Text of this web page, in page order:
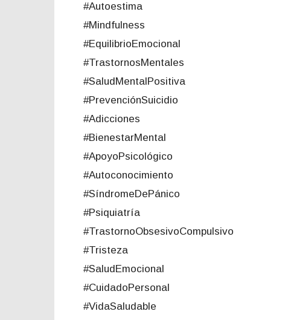
#Autoestima
#Mindfulness
#EquilibrioEmocional
#TrastornosMentales
#SaludMentalPositiva
#PrevenciónSuicidio
#Adicciones
#BienestarMental
#ApoyoPsicológico
#Autoconocimiento
#SíndromeDePánico
#Psiquiatría
#TrastornoObsesivoCompulsivo
#Tristeza
#SaludEmocional
#CuidadoPersonal
#VidaSaludable